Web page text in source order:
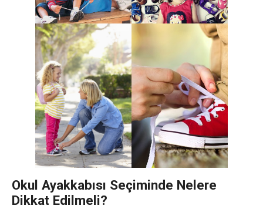
Okul Ayakkabısı Seçiminde Nelere
Dikkat Edilmeli?